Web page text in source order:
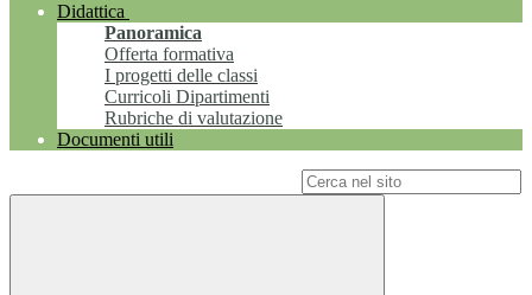
Didattica
Panoramica
Offerta formativa
I progetti delle classi
Curricoli Dipartimenti
Rubriche di valutazione
Documenti utili